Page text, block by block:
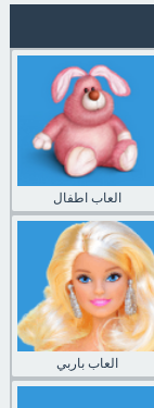
العاب اطفال
العاب باربي